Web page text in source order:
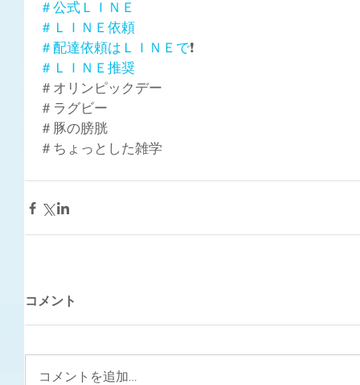
＃公式ＬＩＮＥ
＃ＬＩＮＥ依頼
＃配達依頼はＬＩＮＥで❗
＃ＬＩＮＥ推奨
＃オリンピックデー
＃ラグビー
＃豚の膀胱
＃ちょっとした雑学
コメント
コメントを追加…